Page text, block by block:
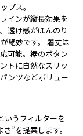
プス。
インが縦長効果を
透け感がほんのり
絶妙です。 着丈は
可能。裾のボタン
トに自然なスリッ
ンツなどボリュー
いうフィルターを
”を提案します。